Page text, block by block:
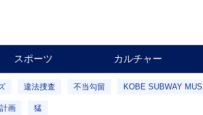
スポーツ カルチャー
違法捜査 不当勾留 KOBE SUBWAY
画 猛